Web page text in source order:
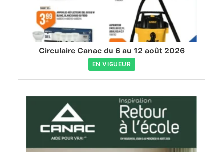
Circulaire Canac du 6 au 12 août 2026
EN VIGUEUR